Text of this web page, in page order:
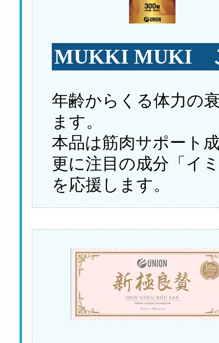
MUKKI MUKI
年齢からくる体力の
ます。
本品は筋肉サポート
更に注目の成分「イ
を応援します。